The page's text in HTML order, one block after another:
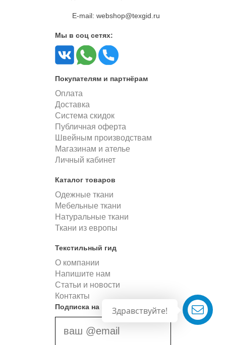
Здравствуйте!
E-mail: webshop@texgid.ru
Мы в соц сетях:
Покупателям и партнёрам
Оплата
Доставка
Система скидок
Публичная оферта
Швейным производствам
Магазинам и ателье
Личный кабинет
Каталог товаров
Одежные ткани
Мебельные ткани
Натуральные ткани
Ткани из европы
Текстильный гид
О компании
Напишите нам
Статьи и новости
Контакты
Подписка на новости